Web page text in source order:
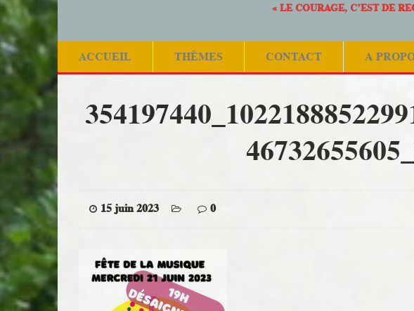
« LE COURAGE, C’EST DE
ACCUEIL THÈMES CONTACT A
15 juin 2023 0